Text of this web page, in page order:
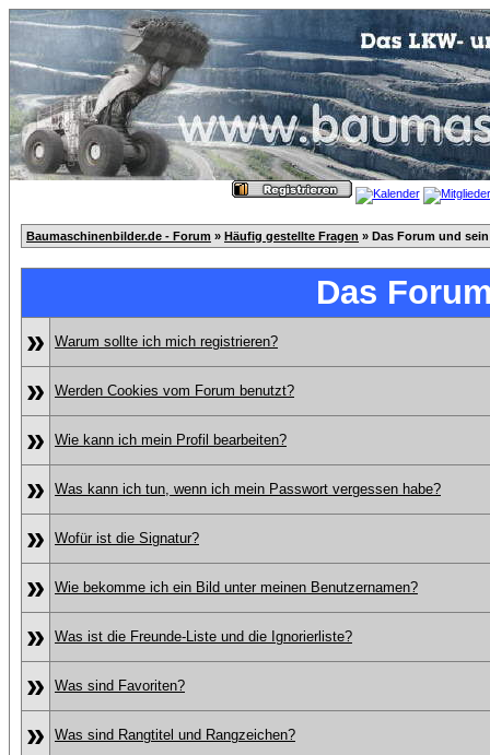
Baumaschinenbilder.de - Forum » Häufig gestellte Fragen » Das Forum und
Das
»
Warum sollte ich mich registrieren?
» Werden Cookies vom Forum benutzt?
» Wie kann ich mein Profil bearbeiten?
» Was kann ich tun, wenn ich mein Passwort vergessen habe?
» Wofür ist die Signatur?
» Wie bekomme ich ein Bild unter meinen Benutzernamen?
» Was ist die Freunde-Liste und die Ignorierliste?
» Was sind Favoriten?
» Was sind Rangtitel und Rangzeichen?